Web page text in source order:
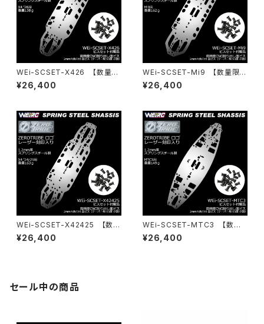
WEi-SCSET-X426 【数量限
定】スプリングスチールシャーシ
＆ビスセット X4 26用
¥26,400
WEi-SCSET-Mi9 【数量限
定】スプリングスチールシャーシ
＆ビスセット Mi9用
¥26,400
WEi-SCSET-X42425 【数量
限定】スプリングスチールシャー
シ＆ビスセット X4 24/25用
¥26,400
WEi-SCSET-MTC3 【数量
限定】スプリングスチールシャー
シ＆ビスセット MTC3用
¥26,400
セール中の商品